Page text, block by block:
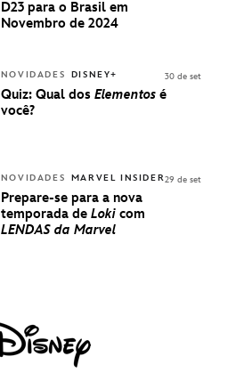
BRASIL -
UMA
DISNEY
D23 para o Brasil em
Novembro de 2024
NOVIDADES DISNEY+
Quiz: Qual dos Elementos é
você?
30 de set
NOVIDADES MARVEL INSIDER
Prepare-se para a nova
temporada de Loki com
LENDAS da Marvel
29 de set